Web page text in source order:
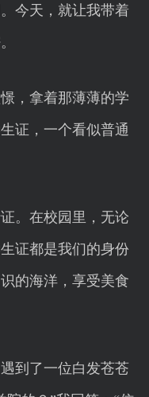
今天，就让我带着
，拿着那薄薄的学
证，一个看似普通
。在校园里，无论
证都是我们的身份
的海洋，享受美食
到了一位白发苍苍